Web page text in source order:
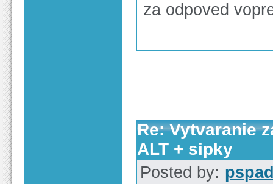
za odpoved
Re: Vytvaranie
ALT + sipky
Posted by: